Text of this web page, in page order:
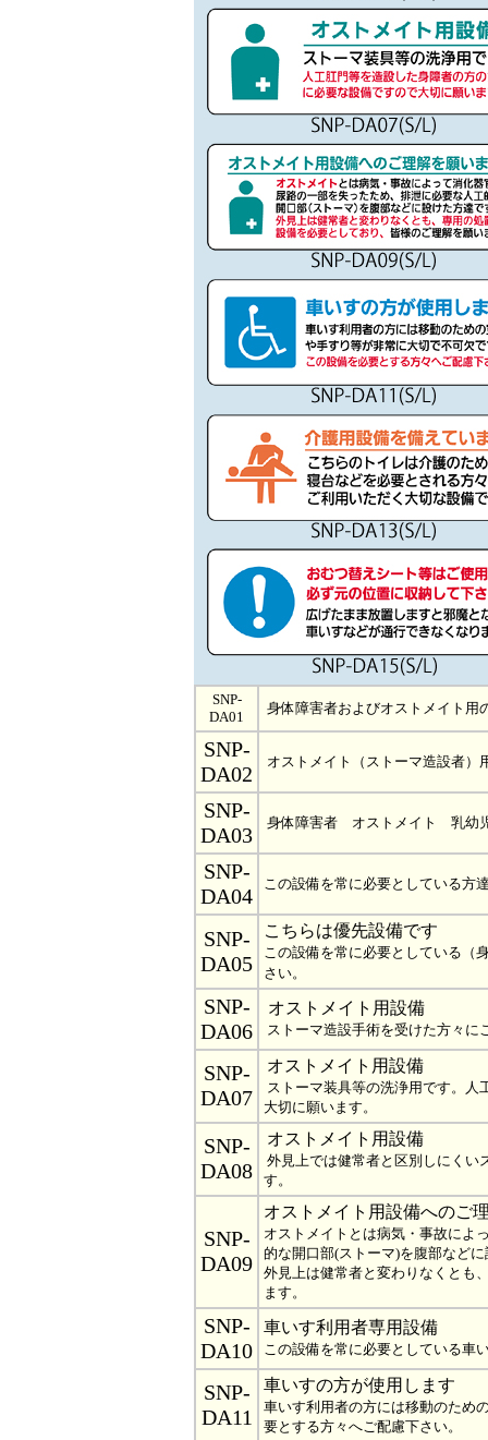
SNP-
DA01
身体障害者およびオストメイト用
SNP-
DA02
オストメイト（ストーマ造設者）
SNP-
DA03
身体障害者 オストメイト 乳幼
SNP-
DA04
この設備を常に必要としている方
SNP-
DA05
こちらは優先設備です
この設備を常に必要としている（
さい。
SNP-
DA06
オストメイト用設備
ストーマ造設手術を受けた方々に
SNP-
DA07
オストメイト用設備
ストーマ装具等の洗浄用です。人
大切に願います。
SNP-
DA08
オストメイト用設備
外見上では健常者と区別しにくい
す。
SNP-
DA09
オストメイト用設備へのご
オストメイトとは病気・事故によ
的な開口部(ストーマ)を腹部など
外見上は健常者と変わりなくとも
ます。
SNP-
DA10
車いす利用者専用設備
この設備を常に必要としている車
SNP-
DA11
車いすの方が使用します
車いす利用者の方には移動のため
要とする方々へご配慮下さい。